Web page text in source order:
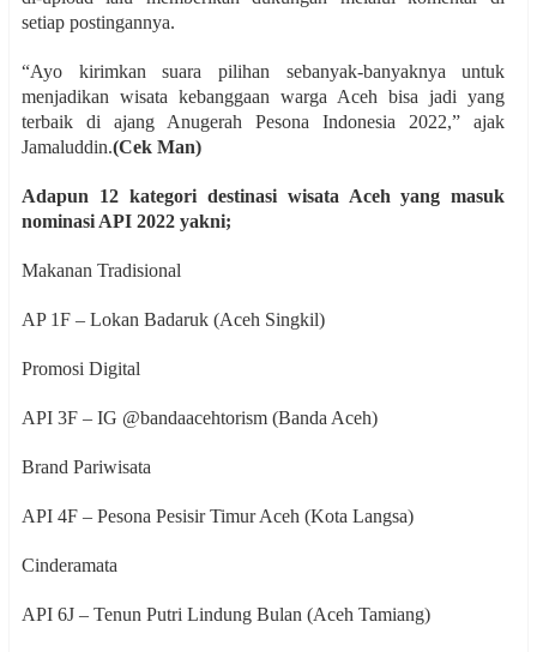
setiap postingannya.
“Ayo kirimkan suara pilihan sebanyak-banyaknya untuk
menjadikan wisata kebanggaan warga Aceh bisa jadi yang
terbaik di ajang Anugerah Pesona Indonesia 2022,” ajak
Jamaluddin.(Cek Man)
Adapun 12 kategori destinasi wisata Aceh yang masuk
nominasi API 2022 yakni;
Makanan Tradisional
AP 1F – Lokan Badaruk (Aceh Singkil)
Promosi Digital
API 3F – IG @bandaacehtorism (Banda Aceh)
Brand Pariwisata
API 4F – Pesona Pesisir Timur Aceh (Kota Langsa)
Cinderamata
API 6J – Tenun Putri Lindung Bulan (Aceh Tamiang)